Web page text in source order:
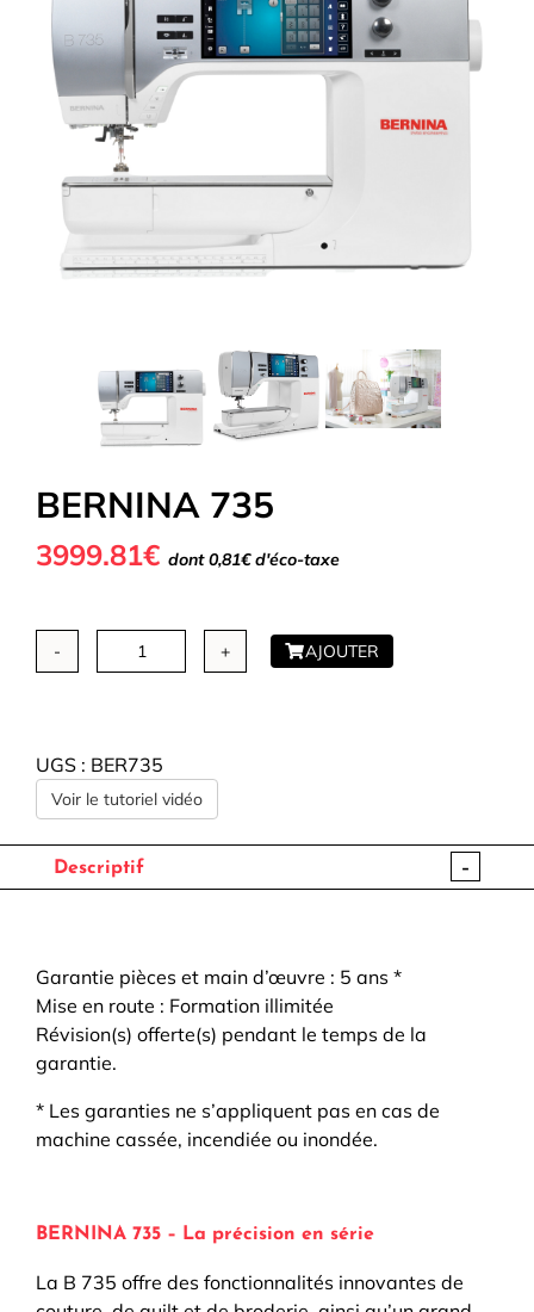
La Mercerie Tous nos Tissus
Autour de la couture OUTLET
Exclusivité WEB
BERNINA 735
3999.81€ dont 0,81€ d'éco-taxe
quantité
AJOUTER
UGS : BER735
Voir le tutoriel vidéo
Descriptif -
Garantie pièces et main d’œuvre : 5 ans *
Mise en route : Formation illimitée
Révision(s) offerte(s) pendant le temps de la
garantie.
* Les garanties ne s’appliquent pas en cas de
machine cassée, incendiée ou inondée.
BERNINA 735 – La précision en série
La B 735 offre des fonctionnalités innovantes de